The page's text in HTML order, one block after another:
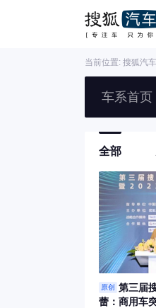
当前位置: 搜狐汽车
车系首页
全部
原创
第三届
蕾：商用车